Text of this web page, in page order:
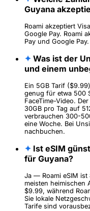
Guyana
Roami akzeptiert
Google Pay. Roami
Pay und Google
✦ Was ist der
und einem
Ein 5GB Tarif
genug für etwa 500
FaceTime-Video.
30GB pro Tag auf
verbrauchen 300-
eine Woche. Bei
nachbuchen.
✦ Ist eSIM
für Guyana?
Ja — Roami eSIM
meisten heimischen
$9.99, während
Sie lokale
Tarife sind